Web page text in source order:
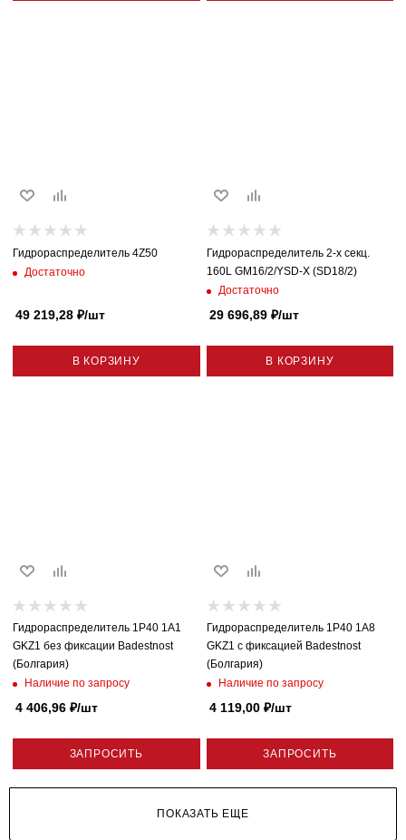
Гидрораспределитель 4Z50
Достаточно
49 219,28 ₽/шт
В КОРЗИНУ
Гидрораспределитель 2-x секц.
160L GM16/2/YSD-X (SD18/2)
Достаточно
29 696,89₽/шт
В КОРЗИНУ
Гидрораспределитель 1P40 1A1
GKZ1 без фиксации Badestnost
(Болгария)
Наличие по запросу
4 406,96 ₽/шт
ЗАПРОСИТЬ
Гидрораспределитель 1P40 1A8
GKZ1 с фиксацией Badestnost
(Болгария)
Наличие по запросу
4 119,00₽/шт
ЗАПРОСИТЬ
ПОКАЗАТЬ ЕЩЕ